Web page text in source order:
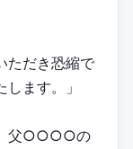
ただき恐縮で
ます。」
父○○○○の